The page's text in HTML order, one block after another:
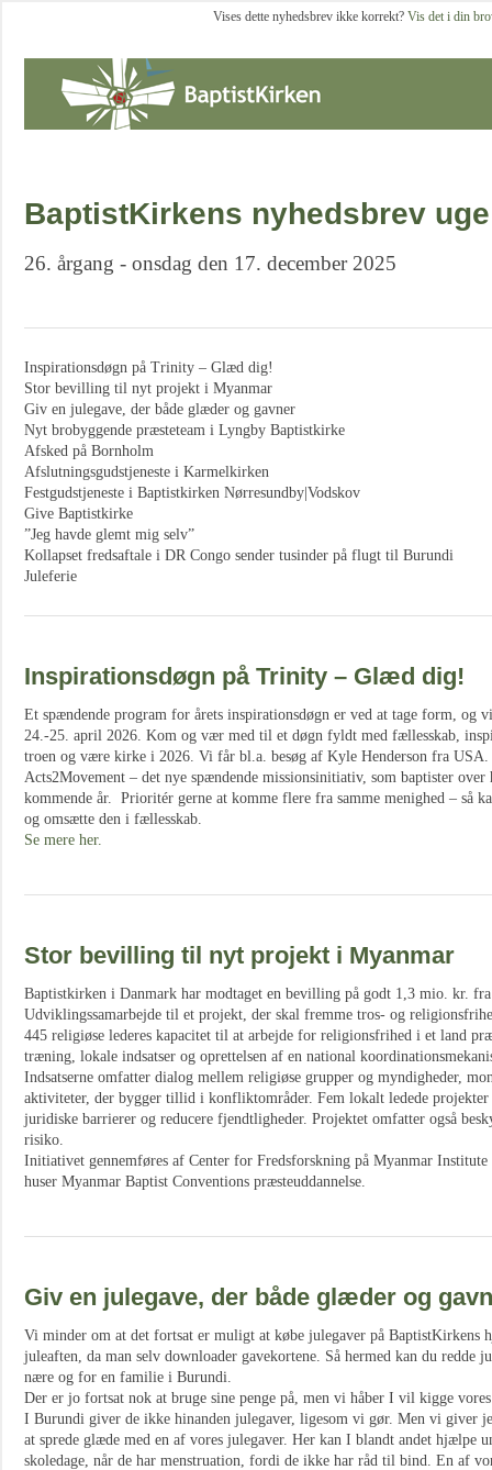
Vises dette nyhedsbrev ikke korrekt? Vis det i din
BaptistKirkens nyhedsbrev
26. årgang - onsdag den 17. december 2025
Inspirationsdøgn på Trinity – Glæd dig!
Stor bevilling til nyt projekt i Myanmar
Giv en julegave, der både glæder og gavner
Nyt brobyggende præsteteam i Lyngby Baptistkirke
Afsked på Bornholm
Afslutningsgudstjeneste i Karmelkirken
Festgudstjeneste i Baptistkirken Nørresundby|Vodskov
Give Baptistkirke
”Jeg havde glemt mig selv”
Kollapset fredsaftale i DR Congo sender tusinder på flugt til Burundi
Juleferie
Inspirationsdøgn på Trinity – Glæd dig!
Et spændende program for årets inspirationsdøgn er ved at tage form, og
24.-25. april 2026. Kom og vær med til et døgn fyldt med fællesskab,
troen og være kirke i 2026. Vi får bl.a. besøg af Kyle Henderson fra
Acts2Movement – det nye spændende missionsinitiativ, som baptister
kommende år. Prioritér gerne at komme flere fra samme menighed – så
og omsætte den i fællesskab.
Se mere her.
Stor bevilling til nyt projekt i Myanmar
Baptistkirken i Danmark har modtaget en bevilling på godt 1,3 mio. kr.
Udviklingssamarbejde til et projekt, der skal fremme tros- og
445 religiøse lederes kapacitet til at arbejde for religionsfrihed i et land
træning, lokale indsatser og oprettelsen af en national
Indsatserne omfatter dialog mellem religiøse grupper og myndigheder,
aktiviteter, der bygger tillid i konfliktområder. Fem lokalt ledede projekter
juridiske barrierer og reducere fjendtligheder. Projektet omfatter også
risiko.
Initiativet gennemføres af Center for Fredsforskning på Myanmar
huser Myanmar Baptist Conventions præsteuddannelse.
Giv en julegave, der både glæder og
Vi minder om at det fortsat er muligt at købe julegaver på BaptistKirkens
juleaften, da man selv downloader gavekortene. Så hermed kan du redde
nære og for en familie i Burundi.
Der er jo fortsat nok at bruge sine penge på, men vi håber I vil kigge
I Burundi giver de ikke hinanden julegaver, ligesom vi gør. Men vi giver
at sprede glæde med en af vores julegaver. Her kan I blandt andet hjælpe
skoledage, når de har menstruation, fordi de ikke har råd til bind. En af